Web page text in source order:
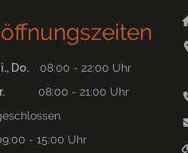
Do.
08:00 - 22:00 Uhr
08:00 - 21:00 Uhr
- 15:00 Uhr